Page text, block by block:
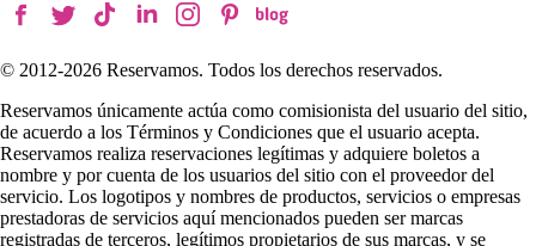
© 2012-2026 Reservamos. Todos los derechos reservados.
Reservamos únicamente actúa como comisionista del usuario del sitio,
de acuerdo a los Términos y Condiciones que el usuario acepta.
Reservamos realiza reservaciones legítimas y adquiere boletos a
nombre y por cuenta de los usuarios del sitio con el proveedor del
servicio. Los logotipos y nombres de productos, servicios o empresas
prestadoras de servicios aquí mencionados pueden ser marcas
registradas de terceros, legítimos propietarios de sus marcas, y se